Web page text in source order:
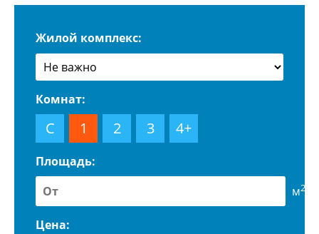
Жилой комплекс:
Комнат:
С 1 2 3 4+
Площадь:
м2
Цена: